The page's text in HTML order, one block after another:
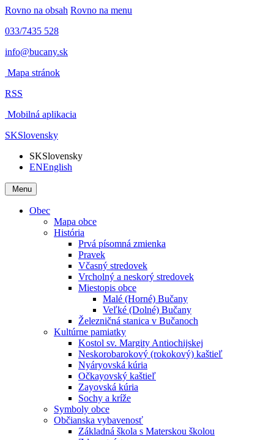
Rovno na obsah Rovno na menu
033/7435 528
info@bucany.sk
Mapa stránok
RSS
Mobilná aplikacia
SKSlovensky
SKSlovensky
ENEnglish
Menu
Obec
Mapa obce
História
Prvá písomná zmienka
Pravek
Včasný stredovek
Vrcholný a neskorý stredovek
Miestopis obce
Malé (Horné) Bučany
Veľké (Dolné) Bučany
Železničná stanica v Bučanoch
Kultúrne pamiatky
Kostol sv. Margity Antiochijskej
Neskorobarokový (rokokový) kaštieľ
Nyáryovská kúria
Očkayovský kaštieľ
Zayovská kúria
Sochy a kríže
Symboly obce
Občianska vybavenosť
Základná škola s Materskou školou